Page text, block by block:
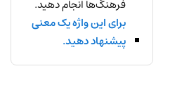
فرهنگ‌ها انجام دهید.
برای این واژه یک معنی
پیشنهاد دهید.